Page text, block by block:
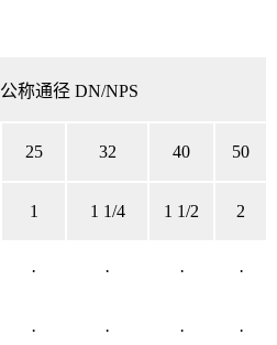
公称通径 DN/NPS
25 32 40 50
1 1 1/4 1 1/2 2
· · · ·
· · · ·